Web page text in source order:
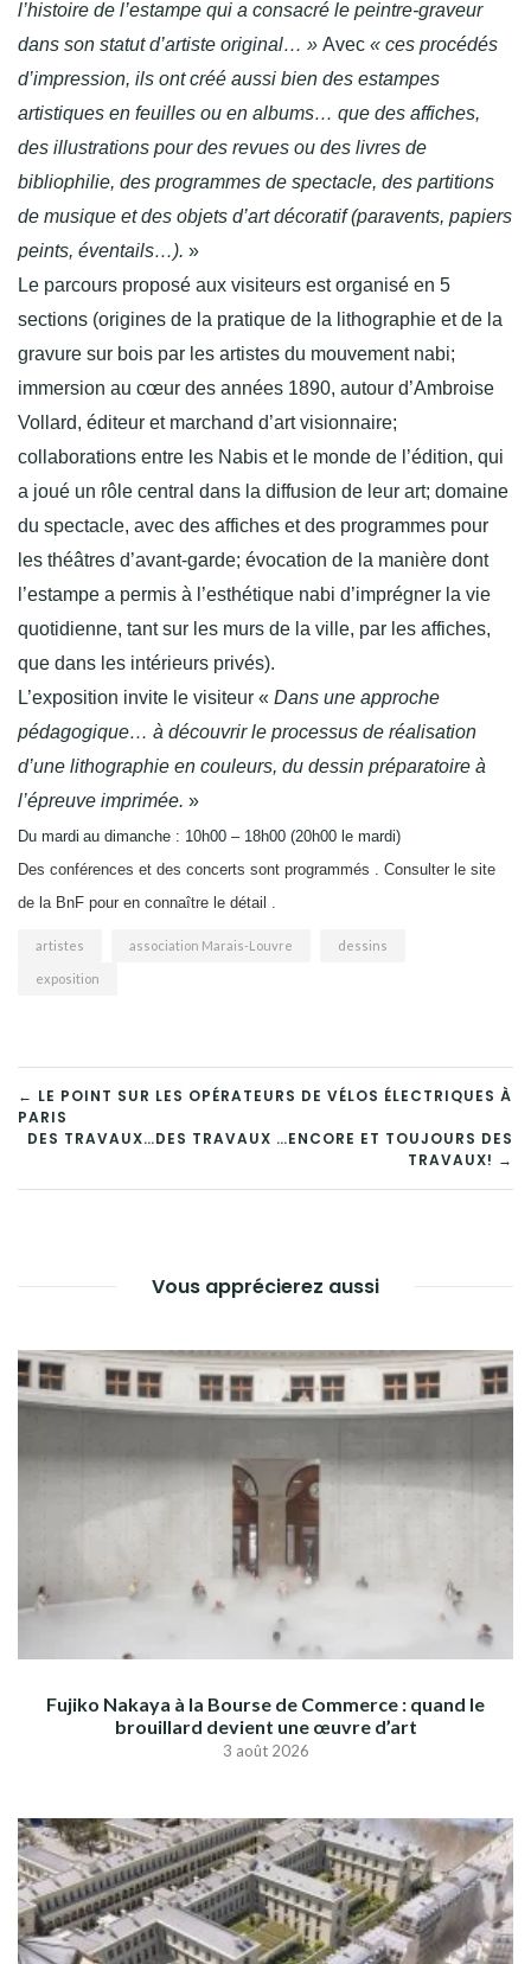
l’histoire de l’estampe qui a consacré le peintre-graveur
dans son statut d’artiste original… » Avec « ces procédés
d’impression, ils ont créé aussi bien des estampes
artistiques en feuilles ou en albums… que des affiches,
des illustrations pour des revues ou des livres de
bibliophilie, des programmes de spectacle, des partitions
de musique et des objets d’art décoratif (paravents, papiers
peints, éventails…). »
Le parcours proposé aux visiteurs est organisé en 5
sections (origines de la pratique de la lithographie et de la
gravure sur bois par les artistes du mouvement nabi;
immersion au cœur des années 1890, autour d’Ambroise
Vollard, éditeur et marchand d’art visionnaire;
collaborations entre les Nabis et le monde de l’édition, qui
a joué un rôle central dans la diffusion de leur art; domaine
du spectacle, avec des affiches et des programmes pour
les théâtres d’avant-garde; évocation de la manière dont
l’estampe a permis à l’esthétique nabi d’imprégner la vie
quotidienne, tant sur les murs de la ville, par les affiches,
que dans les intérieurs privés).
L’exposition invite le visiteur « Dans une approche
pédagogique… à découvrir le processus de réalisation
d’une lithographie en couleurs, du dessin préparatoire à
l’épreuve imprimée. »
Du mardi au dimanche : 10h00 – 18h00 (20h00 le mardi)
Des conférences et des concerts sont programmés . Consulter le site
de la BnF pour en connaître le détail .
artistes association Marais-Louvre dessins
exposition
NAVIGATION
DE
L’ARTICLE
← LE POINT SUR LES OPÉRATEURS DE VÉLOS ÉLECTRIQUES À
PARIS
DES TRAVAUX…DES TRAVAUX …ENCORE ET TOUJOURS DES
TRAVAUX! →
Vous apprécierez aussi
Fujiko Nakaya à la Bourse de Commerce : quand le
brouillard devient une œuvre d’art
3 août 2026